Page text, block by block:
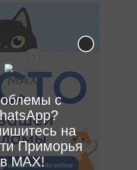
с
на
Приморья
в MAX!